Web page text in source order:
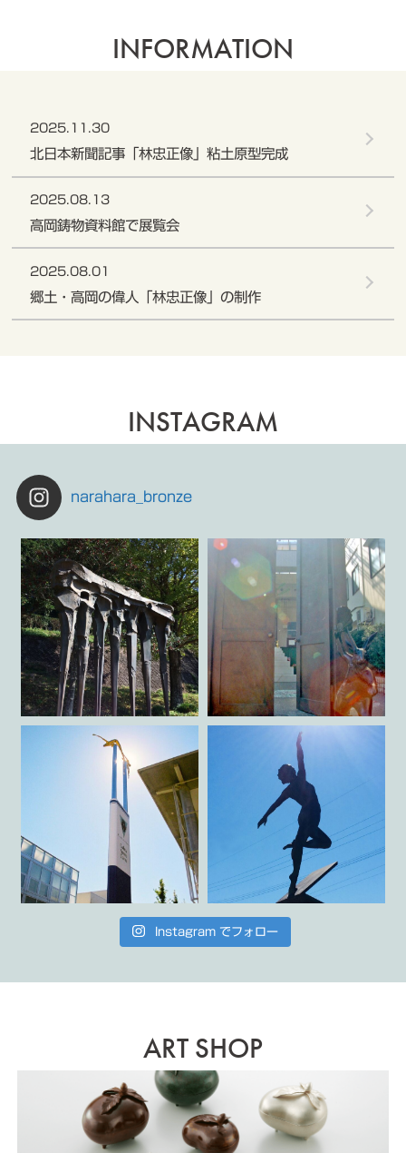
INFORMATION
2025.11.30
北日本新聞記事「林忠正像」粘土原型完成
2025.08.13
高岡鋳物資料館で展覧会
2025.08.01
郷土・高岡の偉人「林忠正像」の制作
INSTAGRAM
narahara_bronze
Instagram でフォロー
ART SHOP